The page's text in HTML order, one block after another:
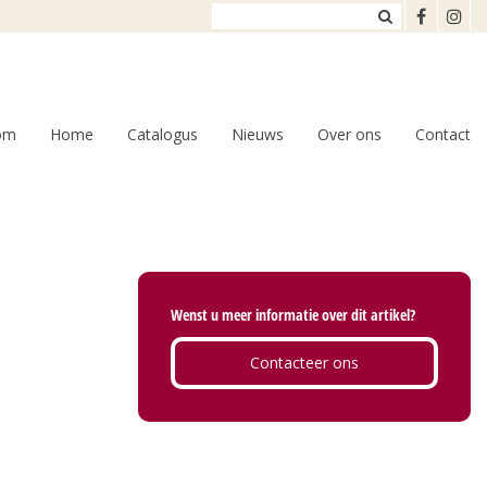
Home Catalogus Nieuws Over ons Contact
Wenst u meer informatie over dit artikel?
Contacteer ons